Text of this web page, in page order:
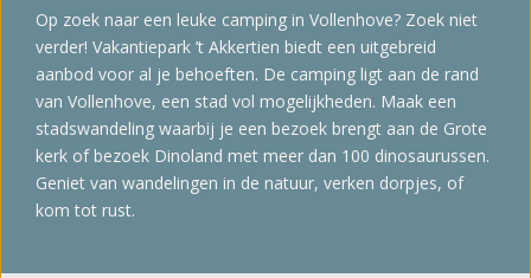
Op zoek naar een leuke camping in Vollenhove? Zoek niet
verder! Vakantiepark ’t Akkertien biedt een uitgebreid
aanbod voor al je behoeften. De camping ligt aan de rand
van Vollenhove, een stad vol mogelijkheden. Maak een
stadswandeling waarbij je een bezoek brengt aan de Grote
kerk of bezoek Dinoland met meer dan 100 dinosaurussen.
Geniet van wandelingen in de natuur, verken dorpjes, of
kom tot rust.